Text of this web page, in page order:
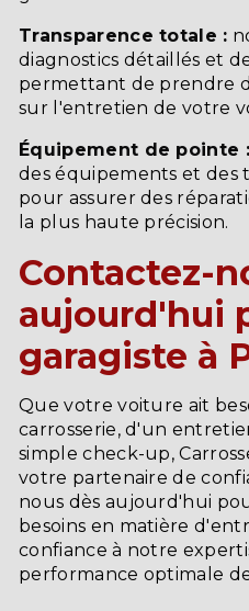
Transparence totale :
diagnostics détaillés et
permettant de prendre
sur l'entretien de votre
Équipement de pointe :
des équipements et des
pour assurer des
la plus haute précision.
Contactez-
aujourd'hui
garagiste à
Que votre voiture ait
carrosserie, d'un
simple check-up,
votre partenaire de
nous dès aujourd'hui
besoins en matière
confiance à notre
performance optimale